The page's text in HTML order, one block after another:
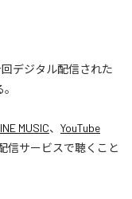
デジタル配信された
MUSIC、 YouTube
信サービスで聴くこと